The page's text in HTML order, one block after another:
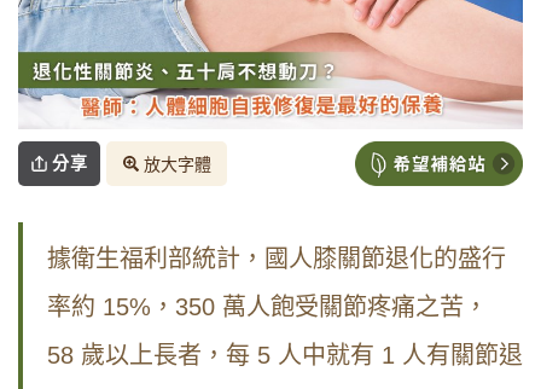
分享 放大字體
據衛生福利部統計，國人膝關節退化的盛行
率約 15%，350 萬人飽受關節疼痛之苦，
58 歲以上長者，每 5 人中就有 1 人有關節退